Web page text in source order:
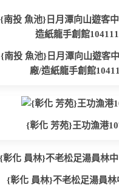
{南投 魚池}日月潭向山遊客
廠/造紙龍手創館
{彰化 芳苑}王功漁港
{彰化 員林}不老松足湯員林